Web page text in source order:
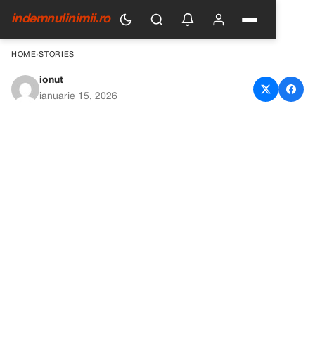
indemnulinimii.ro
HOME›STORIES
Am văzut că nepoțica mea de
ionut
ianuarie 15, 2026